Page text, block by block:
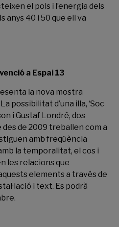
el pols i l’energia dels
anys 40 i 50 que ell va
a Espai 13
la nova mostra
possibilitat d’una illa, ‘Soc
i Gustaf Londré, dos
de 2009 treballen com a
amb freqüència
la temporalitat, el cos i
les relacions que
elements a través de
i text. Es podrà